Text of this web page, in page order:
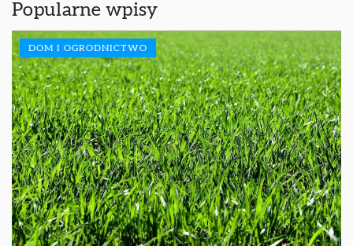
Popularne wpisy
DOM I OGRODNICTWO